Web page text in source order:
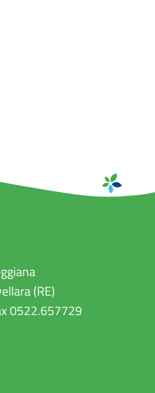
(RE)
0522.657729